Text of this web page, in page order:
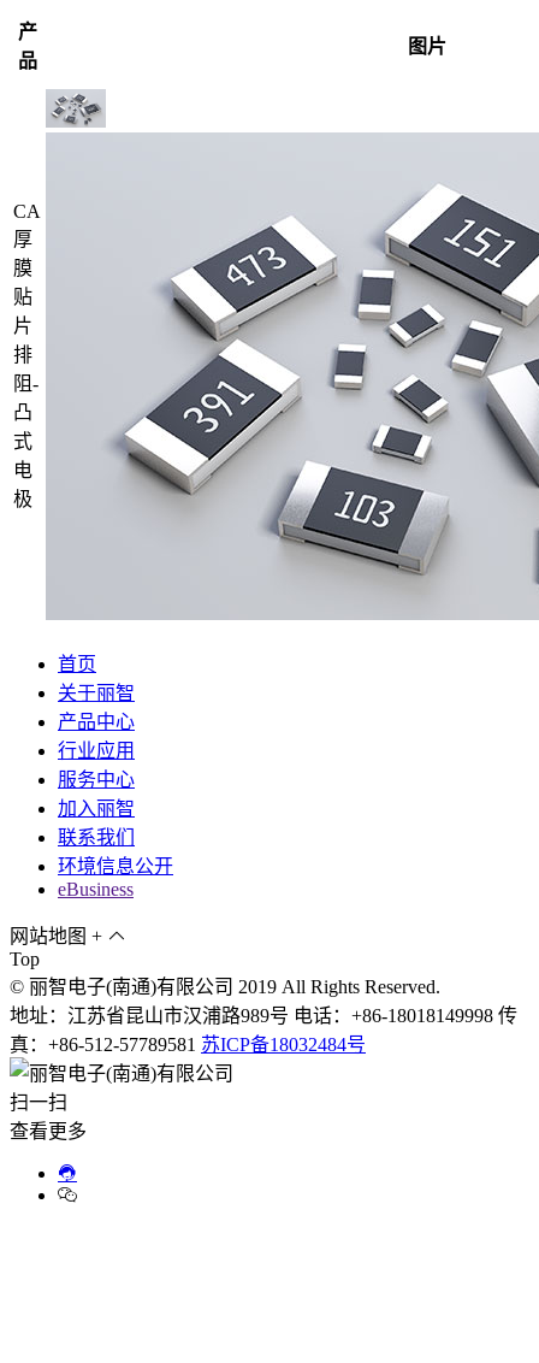
产
品
图片
CA
厚
膜
贴
片
排
阻-
凸
式
电
极
首页
关于丽智
产品中心
行业应用
服务中心
加入丽智
联系我们
环境信息公开
eBusiness
网站地图 +
Top
© 丽智电子(南通)有限公司 2019 All Rights Reserved.
地址：江苏省昆山市汉浦路989号 电话：+86-18018149998 传
真：+86-512-57789581 苏ICP备18032484号
扫一扫
查看更多